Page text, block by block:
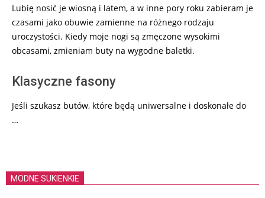
Lubię nosić je wiosną i latem, a w inne pory roku zabieram je
czasami jako obuwie zamienne na różnego rodzaju
uroczystości. Kiedy moje nogi są zmęczone wysokimi
obcasami, zmieniam buty na wygodne baletki.
Klasyczne fasony
Jeśli szukasz butów, które będą uniwersalne i doskonałe do
…
MODNE SUKIENKIE